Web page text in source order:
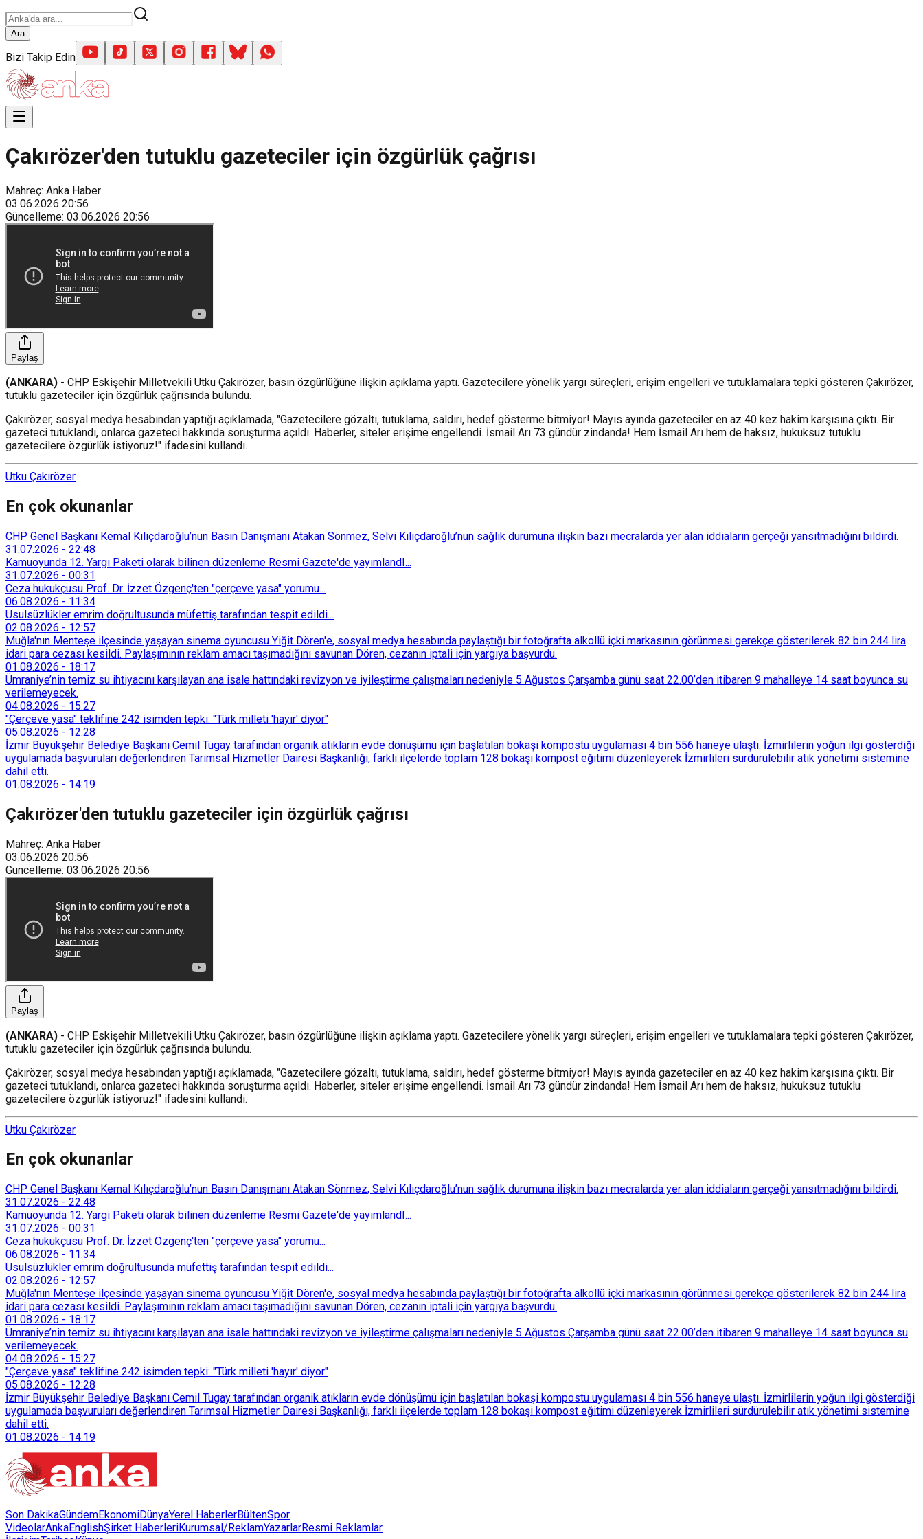
Ara
Bizi Takip Edin
Çakırözer'den tutuklu gazeteciler için özgürlük çağrısı
Mahreç: Anka Haber
03.06.2026 20:56
Güncelleme: 03.06.2026 20:56
Paylaş
(ANKARA) - CHP Eskişehir Milletvekili Utku Çakırözer, basın özgürlüğüne ilişkin açıklama yaptı. Gazetecilere yönelik yargı süreçleri, erişim engelleri ve tutuklamalara tepki gösteren Çakırözer,
tutuklu gazeteciler için özgürlük çağrısında bulundu.
Çakırözer, sosyal medya hesabından yaptığı açıklamada, "Gazetecilere gözaltı, tutuklama, saldırı, hedef gösterme bitmiyor! Mayıs ayında gazeteciler en az 40 kez hakim karşısına çıktı. Bir
gazeteci tutuklandı, onlarca gazeteci hakkında soruşturma açıldı. Haberler, siteler erişime engellendi. İsmail Arı 73 gündür zindanda! Hem İsmail Arı hem de haksız, hukuksuz tutuklu
gazetecilere özgürlük istiyoruz!" ifadesini kullandı.
Utku Çakırözer
En çok okunanlar
CHP Genel Başkanı Kemal Kılıçdaroğlu’nun Basın Danışmanı Atakan Sönmez, Selvi Kılıçdaroğlu’nun sağlık durumuna ilişkin bazı mecralarda yer alan iddiaların gerçeği yansıtmadığını bildirdi.
31.07.2026 - 22:48
Kamuoyunda 12. Yargı Paketi olarak bilinen düzenleme Resmi Gazete'de yayımlandI...
31.07.2026 - 00:31
Ceza hukukçusu Prof. Dr. İzzet Özgenç'ten "çerçeve yasa" yorumu...
06.08.2026 - 11:34
Usulsüzlükler emrim doğrultusunda müfettiş tarafından tespit edildi...
02.08.2026 - 12:57
Muğla'nın Menteşe ilçesinde yaşayan sinema oyuncusu Yiğit Dören'e, sosyal medya hesabında paylaştığı bir fotoğrafta alkollü içki markasının görünmesi gerekçe gösterilerek 82 bin 244 lira
idari para cezası kesildi. Paylaşımının reklam amacı taşımadığını savunan Dören, cezanın iptali için yargıya başvurdu.
01.08.2026 - 18:17
Ümraniye’nin temiz su ihtiyacını karşılayan ana isale hattındaki revizyon ve iyileştirme çalışmaları nedeniyle 5 Ağustos Çarşamba günü saat 22.00’den itibaren 9 mahalleye 14 saat boyunca su
verilemeyecek.
04.08.2026 - 15:27
"Çerçeve yasa" teklifine 242 isimden tepki: "Türk milleti 'hayır' diyor"
05.08.2026 - 12:28
İzmir Büyükşehir Belediye Başkanı Cemil Tugay tarafından organik atıkların evde dönüşümü için başlatılan bokaşi kompostu uygulaması 4 bin 556 haneye ulaştı. İzmirlilerin yoğun ilgi gösterdiği
uygulamada başvuruları değerlendiren Tarımsal Hizmetler Dairesi Başkanlığı, farklı ilçelerde toplam 128 bokaşi kompost eğitimi düzenleyerek İzmirlileri sürdürülebilir atık yönetimi sistemine
dahil etti.
01.08.2026 - 14:19
Çakırözer'den tutuklu gazeteciler için özgürlük çağrısı
Mahreç: Anka Haber
03.06.2026 20:56
Güncelleme: 03.06.2026 20:56
Paylaş
(ANKARA) - CHP Eskişehir Milletvekili Utku Çakırözer, basın özgürlüğüne ilişkin açıklama yaptı. Gazetecilere yönelik yargı süreçleri, erişim engelleri ve tutuklamalara tepki gösteren Çakırözer,
tutuklu gazeteciler için özgürlük çağrısında bulundu.
Çakırözer, sosyal medya hesabından yaptığı açıklamada, "Gazetecilere gözaltı, tutuklama, saldırı, hedef gösterme bitmiyor! Mayıs ayında gazeteciler en az 40 kez hakim karşısına çıktı. Bir
gazeteci tutuklandı, onlarca gazeteci hakkında soruşturma açıldı. Haberler, siteler erişime engellendi. İsmail Arı 73 gündür zindanda! Hem İsmail Arı hem de haksız, hukuksuz tutuklu
gazetecilere özgürlük istiyoruz!" ifadesini kullandı.
Utku Çakırözer
En çok okunanlar
CHP Genel Başkanı Kemal Kılıçdaroğlu’nun Basın Danışmanı Atakan Sönmez, Selvi Kılıçdaroğlu’nun sağlık durumuna ilişkin bazı mecralarda yer alan iddiaların gerçeği yansıtmadığını bildirdi.
31.07.2026 - 22:48
Kamuoyunda 12. Yargı Paketi olarak bilinen düzenleme Resmi Gazete'de yayımlandI...
31.07.2026 - 00:31
Ceza hukukçusu Prof. Dr. İzzet Özgenç'ten "çerçeve yasa" yorumu...
06.08.2026 - 11:34
Usulsüzlükler emrim doğrultusunda müfettiş tarafından tespit edildi...
02.08.2026 - 12:57
Muğla'nın Menteşe ilçesinde yaşayan sinema oyuncusu Yiğit Dören'e, sosyal medya hesabında paylaştığı bir fotoğrafta alkollü içki markasının görünmesi gerekçe gösterilerek 82 bin 244 lira
idari para cezası kesildi. Paylaşımının reklam amacı taşımadığını savunan Dören, cezanın iptali için yargıya başvurdu.
01.08.2026 - 18:17
Ümraniye’nin temiz su ihtiyacını karşılayan ana isale hattındaki revizyon ve iyileştirme çalışmaları nedeniyle 5 Ağustos Çarşamba günü saat 22.00’den itibaren 9 mahalleye 14 saat boyunca su
verilemeyecek.
04.08.2026 - 15:27
"Çerçeve yasa" teklifine 242 isimden tepki: "Türk milleti 'hayır' diyor"
05.08.2026 - 12:28
İzmir Büyükşehir Belediye Başkanı Cemil Tugay tarafından organik atıkların evde dönüşümü için başlatılan bokaşi kompostu uygulaması 4 bin 556 haneye ulaştı. İzmirlilerin yoğun ilgi gösterdiği
uygulamada başvuruları değerlendiren Tarımsal Hizmetler Dairesi Başkanlığı, farklı ilçelerde toplam 128 bokaşi kompost eğitimi düzenleyerek İzmirlileri sürdürülebilir atık yönetimi sistemine
dahil etti.
01.08.2026 - 14:19
Son DakikaGündemEkonomiDünyaYerel HaberlerBültenSpor
VideolarAnkaEnglishŞirket HaberleriKurumsal/ReklamYazarlarResmi Reklamlar